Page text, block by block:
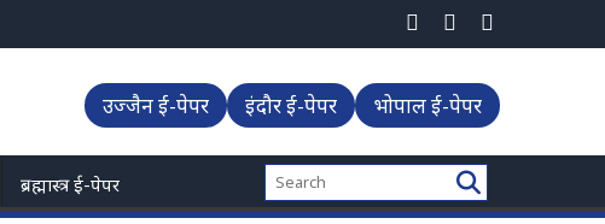
चीफ जस्टिस और मुख्यमंत्री ने किया भूमिपूजन
उज्जैन ई-पेपर इंदौर ई-पेपर भोपाल ई-पेपर
ब्रह्मास्त्र ई-पेपर